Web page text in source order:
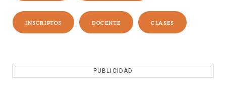
INSCRIPTOS DOCENTE CLASES
PUBLICIDAD